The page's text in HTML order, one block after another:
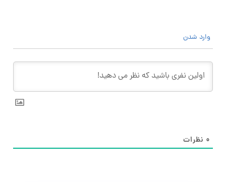
وارد شدن
۰ نظرات